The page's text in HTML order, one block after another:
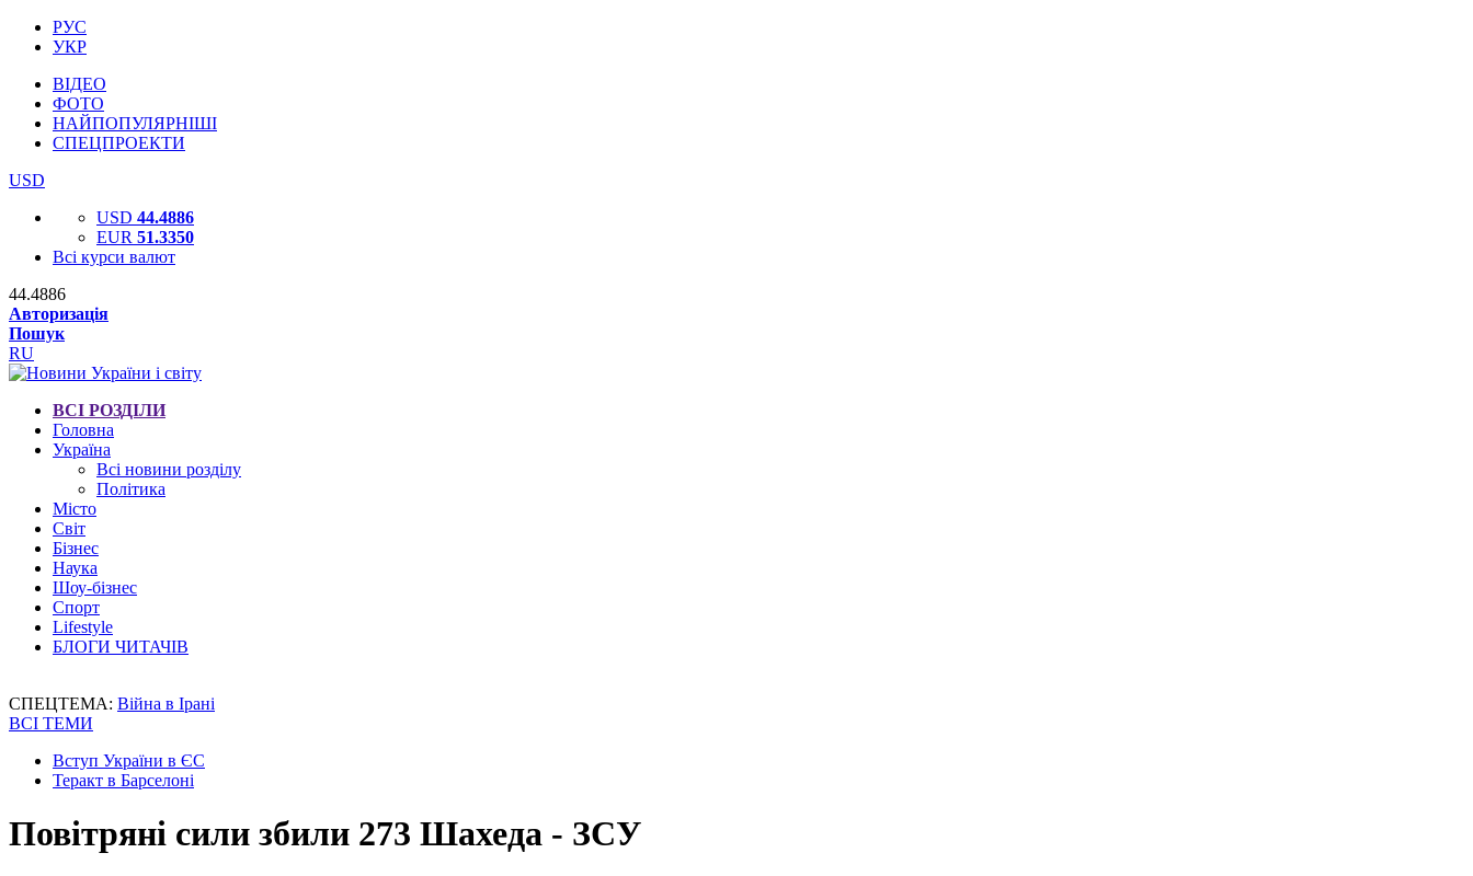
РУС
УКР
ВІДЕО
ФОТО
НАЙПОПУЛЯРНІШІ
СПЕЦПРОЕКТИ
USD
USD 44.4886
EUR 51.3350
Всі курси валют
44.4886
Авторизація
Пошук
RU
ВСІ РОЗДІЛИ
Головна
Україна
Всі новини розділу
Політика
Місто
Світ
Бізнес
Наука
Шоу-бізнес
Спорт
Lifestyle
БЛОГИ ЧИТАЧІВ
СПЕЦТЕМА: Війна в Ірані
ВСІ ТЕМИ
Вступ України в ЄС
Теракт в Барселоні
Повітряні сили збили 273 Шахеда - ЗСУ